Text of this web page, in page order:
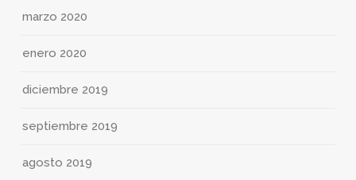
marzo 2020
enero 2020
diciembre 2019
septiembre 2019
agosto 2019